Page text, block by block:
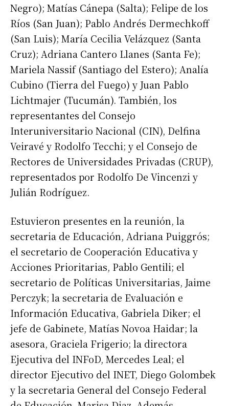
Negro); Matías Cánepa (Salta); Felipe de los
Ríos (San Juan); Pablo Andrés Dermechkoff
(San Luis); María Cecilia Velázquez (Santa
Cruz); Adriana Cantero Llanes (Santa Fe);
Mariela Nassif (Santiago del Estero); Analía
Cubino (Tierra del Fuego) y Juan Pablo
Lichtmajer (Tucumán). También, los
representantes del Consejo
Interuniversitario Nacional (CIN), Delfina
Veiravé y Rodolfo Tecchi; y el Consejo de
Rectores de Universidades Privadas (CRUP),
representados por Rodolfo De Vincenzi y
Julián Rodríguez.
Estuvieron presentes en la reunión, la
secretaria de Educación, Adriana Puiggrós;
el secretario de Cooperación Educativa y
Acciones Prioritarias, Pablo Gentili; el
secretario de Políticas Universitarias, Jaime
Perczyk; la secretaria de Evaluación e
Información Educativa, Gabriela Diker; el
jefe de Gabinete, Matías Novoa Haidar; la
asesora, Graciela Frigerio; la directora
Ejecutiva del INFoD, Mercedes Leal; el
director Ejecutivo del INET, Diego Golombek
y la secretaria General del Consejo Federal